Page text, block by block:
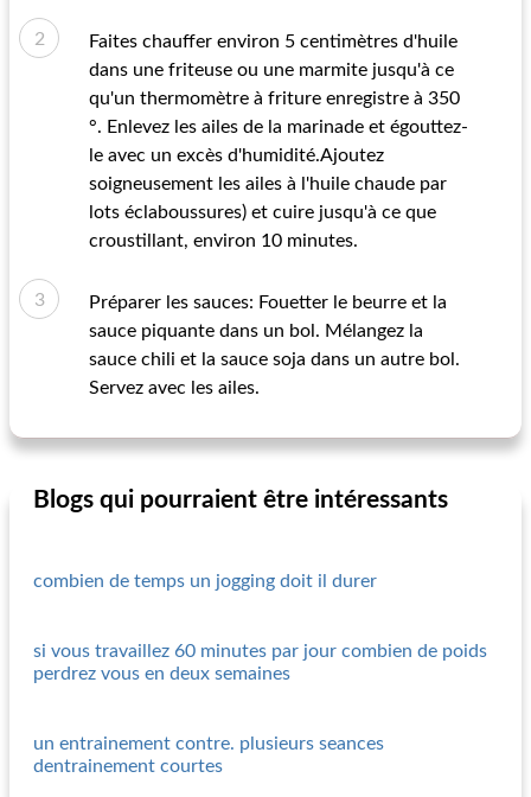
Faites chauffer environ 5 centimètres d'huile
dans une friteuse ou une marmite jusqu'à ce
qu'un thermomètre à friture enregistre à 350
°. Enlevez les ailes de la marinade et égouttez-
le avec un excès d'humidité.Ajoutez
soigneusement les ailes à l'huile chaude par
lots éclaboussures) et cuire jusqu'à ce que
croustillant, environ 10 minutes.
Préparer les sauces: Fouetter le beurre et la
sauce piquante dans un bol. Mélangez la
sauce chili et la sauce soja dans un autre bol.
Servez avec les ailes.
Blogs qui pourraient être intéressants
combien de temps un jogging doit il durer
si vous travaillez 60 minutes par jour combien de poids
perdrez vous en deux semaines
un entrainement contre. plusieurs seances
dentrainement courtes